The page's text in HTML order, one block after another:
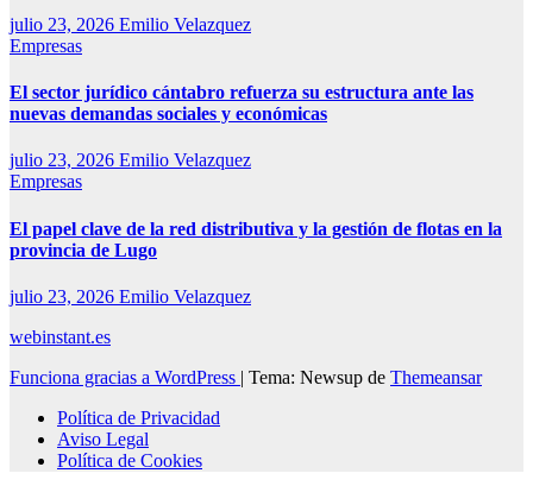
julio 23, 2026 Emilio Velazquez
Empresas
El sector jurídico cántabro refuerza su estructura ante las
nuevas demandas sociales y económicas
julio 23, 2026 Emilio Velazquez
Empresas
El papel clave de la red distributiva y la gestión de flotas en la
provincia de Lugo
julio 23, 2026 Emilio Velazquez
webinstant.es
Funciona gracias a WordPress | Tema: Newsup de Themeansar
Política de Privacidad
Aviso Legal
Política de Cookies